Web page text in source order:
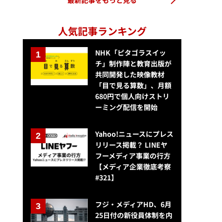
人気記事ランキング
NHK「ピタゴラスイッ
チ」制作陣と教育出版が
共同開発した映像教材
「目で見る算数」、月額
680円で個人向けストリ
ーミング配信を開始
Yahoo!ニュースにプレス
リリース掲載？ LINEヤ
フーメディア事業の行方
【メディア企業徹底考察
#321】
フジ・メディアHD、6月
25日付の新役員体制を内